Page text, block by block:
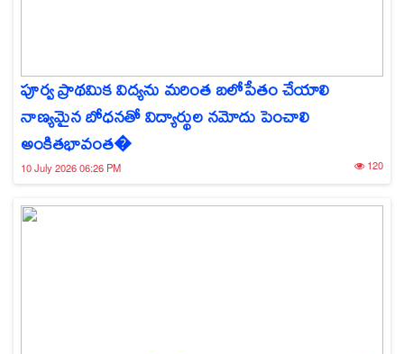
పూర్వ ప్రాథమిక విద్యను మరింత బలోపేతం చేయాలి
నాణ్యమైన బోధనతో విద్యార్థుల నమోదు పెంచాలి
అంకితభావంత�
10 July 2026 06:26 PM 120